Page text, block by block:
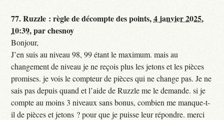
77.Ruzzle : règle de décompte des points,4 janvier 2025,
10:39,parchesnoy
Bonjour,
J’en suis au niveau 98, 99 étant le maximum. mais au
changement de niveau je ne reçois plus les jetons et les pièces
promises. je vois le compteur de pièces qui ne change pas. Je ne
sais pas depuis quand et l’aide de Ruzzle me le demande. si je
compte au moins 3 niveaux sans bonus, combien me manque-t-
il de pièces et jetons ? pour que je puisse leur répondre. merci